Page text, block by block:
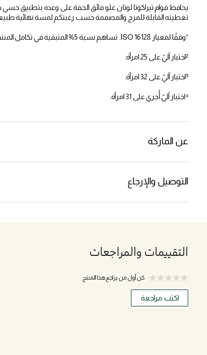
يحافظ قوام تيراكوتا لوتان غلو فائق الخفة على وعده بتطبيق
تغطيته القابلة للمزج والمصممة حسب رغبتكم لمسة نهائية
¹وفقًا لمعيار ISO 16128. تساهم نسبة 5% المتبقية في تكامل المنتج وحسيَّته.
²اختبار آليّ على 25 امرأة.
³اختبار آليّ على 32 امرأة.
⁴اختبار آليّ أُجري على 31 امرأة.
عن الماركة
التوصيل والإرجاع
التقييمات والمراجعات
كن أول من يراجع هذا المنتج
اكتب مراجعة